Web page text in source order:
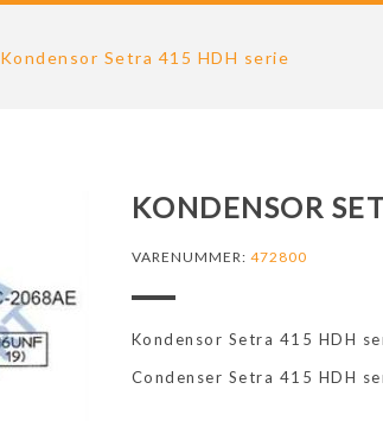
Kondensor Setra 415 HDH serie
KONDENSOR
VARENUMMER: 472800
Kondensor Setra 415 HDH
Condenser Setra 415 HDH